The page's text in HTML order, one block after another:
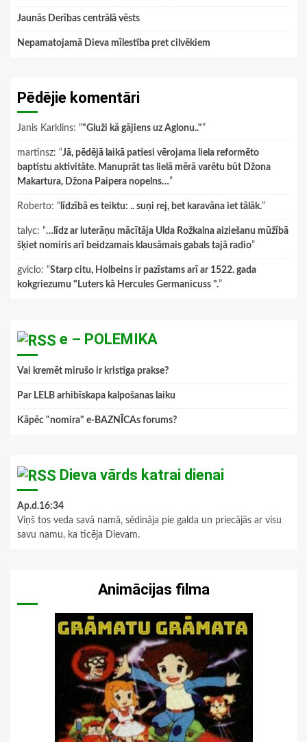
Jaunās Derības centrālā vēsts
Nepamatojamā Dieva mīlestība pret cilvēkiem
Pēdējie komentāri
Janis Karklins: “"Gluži kā gājiens uz Aglonu.."”
martinsz: “Jā, pēdējā laikā patiesi vērojama liela reformēto
baptistu aktivitāte. Manuprāt tas lielā mērā varētu būt Džona
Makartura, Džona Paipera nopelns…”
Roberto: “ līdzībā es teiktu: .. suņi rej, bet karavāna iet tālāk.”
talyc: “…līdz ar luterāņu mācītāja Ulda Rožkalna aiziešanu mūžībā
šķiet nomiris arī beidzamais klausāmais gabals tajā radio”
gviclo: “Starp citu, Holbeins ir pazīstams arī ar 1522. gada
kokgriezumu "Luters kā Hercules Germanicuss ".”
e – POLEMIKA
Vai kremēt mirušo ir kristīga prakse?
Par LELB arhibīskapa kalpošanas laiku
Kāpēc "nomira" e-BAZNĪCAs forums?
Dieva vārds katrai dienai
Ap.d.16:34
Viņš tos veda savā namā, sēdināja pie galda un priecājās ar visu
savu namu, ka ticēja Dievam.
Animācijas filma